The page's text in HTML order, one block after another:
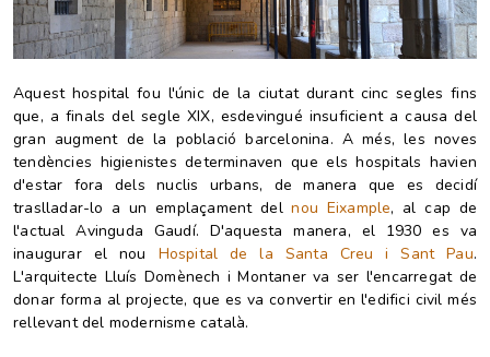
Aquest hospital fou l'únic de la ciutat durant cinc segles fins
que, a finals del segle XIX, esdevingué insuficient a causa del
gran augment de la població barcelonina. A més, les noves
tendències higienistes determinaven que els hospitals havien
d'estar fora dels nuclis urbans, de manera que es decidí
traslladar-lo a un emplaçament delnou Eixample, al cap de
l'actual Avinguda Gaudí. D'aquesta manera, el 1930 es va
inaugurar el nou Hospital de la Santa Creu i Sant Pau.
L'arquitecte Lluís Domènech i Montaner va ser l'encarregat de
donar forma al projecte, que es va convertir en l'edifici civil més
rellevant del modernisme català.